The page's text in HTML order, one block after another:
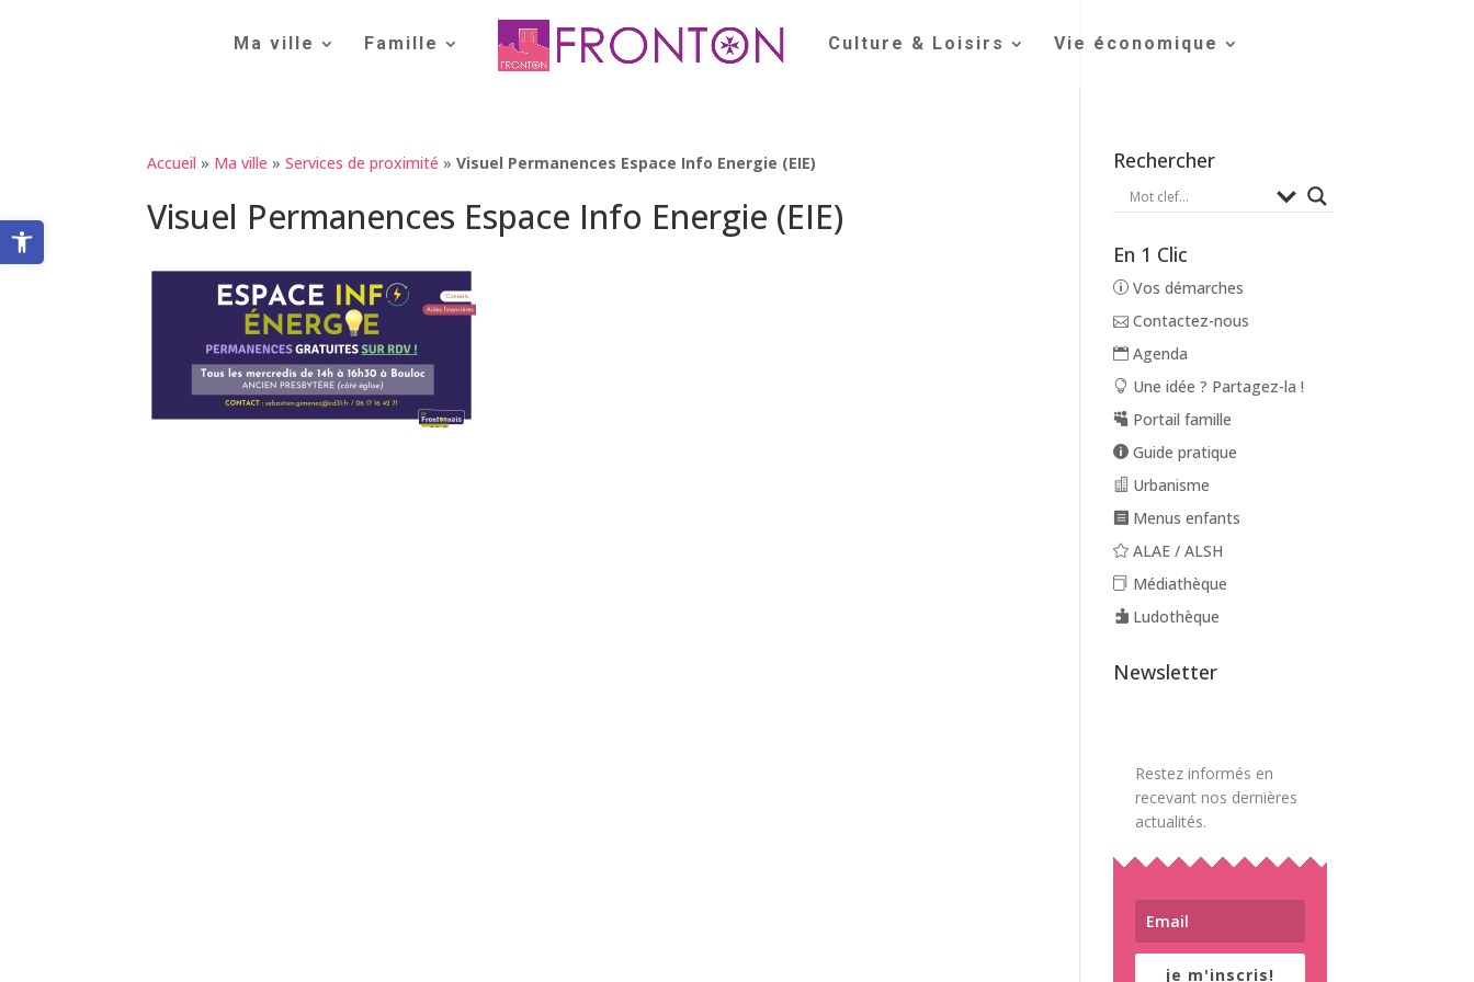
Ouvrir la barre d’outils
Ma ville Famille Culture & Loisirs Vie économique
Accueil » Ma ville »Services de proximité »Visuel Permanences Espace Info Energie (EIE)
Visuel Permanences Espace Info Energie (EIE)
Rechercher
En 1 Clic
Vos démarches
Contactez-nous
Agenda
Une idée ? Partagez-la !
Portail famille
Guide pratique
Urbanisme
Menus enfants
ALAE / ALSH
Médiathèque
Ludothèque
Newsletter
Restez informés en
recevant nos dernières
actualités.
je m'inscris!